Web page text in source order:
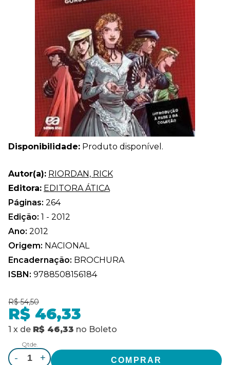
Disponibilidade: Produto disponível.
Autor(a): RIORDAN, RICK
Editora: EDITORA ÁTICA
Páginas: 264
Edição: 1 - 2012
Ano: 2012
Origem: NACIONAL
Encadernação: BROCHURA
ISBN: 9788508156184
R$ 54,50
R$ 46,33
1 x de R$ 46,33 no Boleto
Qtde.
- +